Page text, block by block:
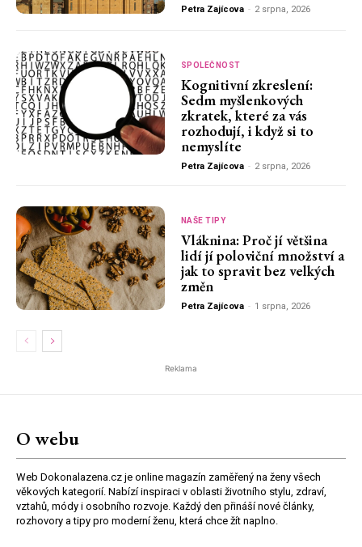
Petra Zajícova - 2 srpna, 2026
SPOLEČNOST
Kognitivní zkreslení:
Sedm myšlenkových
zkratek, které za vás
rozhodují, i když si to
nemyslíte
Petra Zajícova - 2 srpna, 2026
NAŠE TIPY
Vláknina: Proč jí většina
lidí jí poloviční množství a
jak to spravit bez velkých
změn
Petra Zajícova - 1 srpna, 2026
Reklama
O webu
Web Dokonalazena.cz je online magazín zaměřený na ženy všech
věkových kategorií. Nabízí inspiraci v oblasti životního stylu, zdraví,
vztahů, módy i osobního rozvoje. Každý den přináší nové články,
rozhovory a tipy pro moderní ženu, která chce žít naplno.